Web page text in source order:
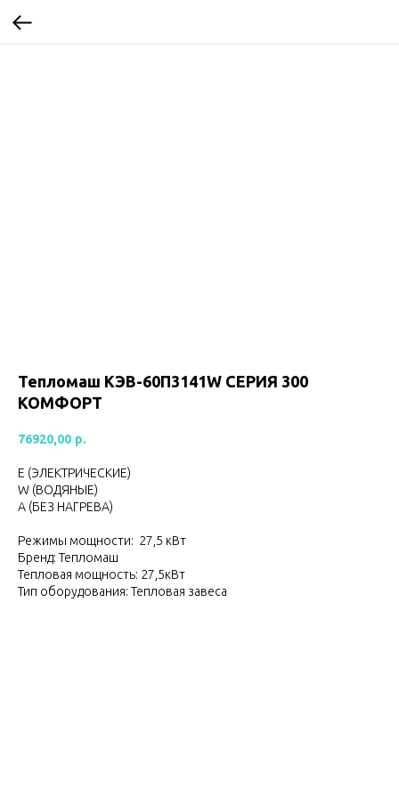
Тепломаш КЭВ-60П3141W CЕРИЯ 300
КОМФОРТ
76920,00 р.
Е (ЭЛЕКТРИЧЕСКИЕ)
W (ВОДЯНЫЕ)
А (БЕЗ НАГРЕВА)
Режимы мощности: 27,5 кВт
Бренд: Тепломаш
Тепловая мощность: 27,5кВт
Тип оборудования: Тепловая завеса